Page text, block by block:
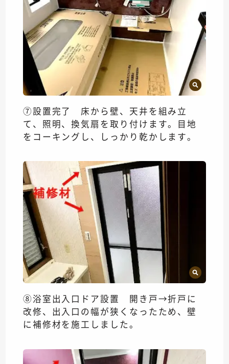
⑦設置完了 床から壁、天井を組み立
て、照明、換気扇を取り付けます。目地
をコーキングし、しっかり乾かします。
⑧浴室出入口ドア設置 開き戸→折戸に
改修、出入口の幅が狭くなったため、壁
に補修材を施工しました。